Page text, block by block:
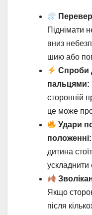
Піднімати
вниз
шию або
Спроби
пальцями:
сторонній
це може
Удари
положенні:
дитина
ускладнити
Якщо
після